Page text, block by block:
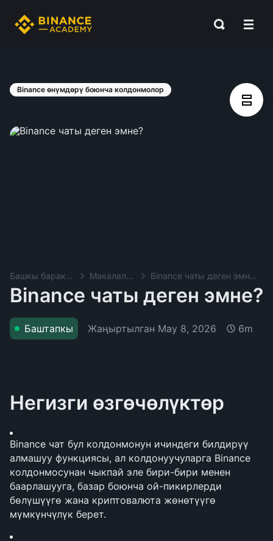
Binance өнүмдөрү боюнча колдонмолор
Башкы баракча Макалалар Binance чаты деген эмне?
Binance чаты деген эмне?
Баштапкы Жаңыртылган May 8, 2026 6m
Негизги өзгөчөлүктөр
Binance чат бул колдонмонун ичиндеги билдирүү
алмашуу функциясы, ал колдонуучуларга Binance
колдонмосунан чыкпай эле бири-бири менен
баарлашууга, базар боюнча ой-пикирлерди
бөлүшүүгө жана криптовалюта жөнөтүүгө
мүмкүнчүлүк берет.